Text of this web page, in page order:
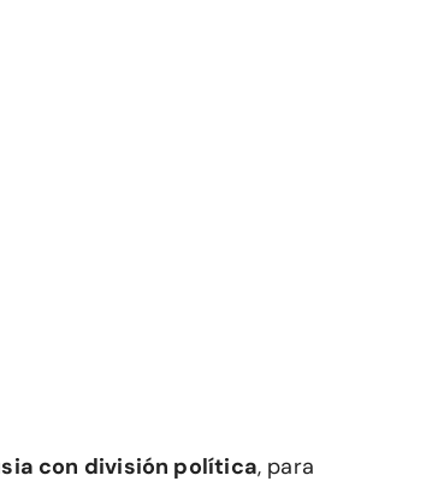
con división política, para